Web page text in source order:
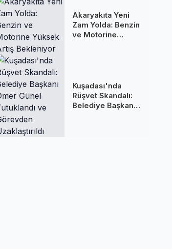
Akaryakıta Yeni
Zam Yolda: Benzin
ve Motorine
Kuşadası'nda
Rüşvet Skandalı:
Belediye Başkanı